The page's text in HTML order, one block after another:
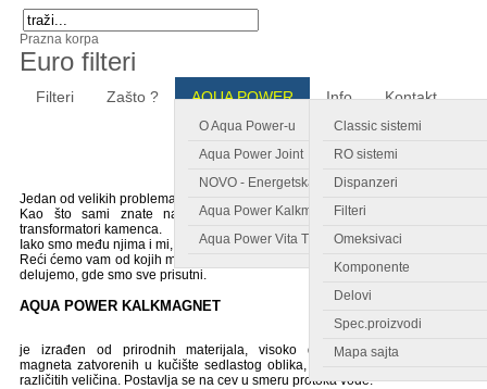
Prazna korpa
Euro filteri
Filteri Zašto ? AQUA POWER
O Aqua Power-u
Aqua Power Joint
NOVO - Energetska kartica
Aqua Power Kalkmagnet
Aqua Power Vita Tronic
Info
Classic sistemi
RO sistemi
Dispanzeri
Filteri
Omeksivaci
Komponente
Delovi
Spec.proizvodi
Mapa sajta
Kontakt
Jedan od velikih problema u svetu jeste tvrda voda – kamenac.
Kao što sami znate na svetskom tržištu se
mogu naći raznorazni
transformatori kamenca.
Iako smo među njima i mi, nećemo reći jesmoli bolji..to vi ocenite....
Reći ćemo vam od kojih materijala
proizvodimo, kako funkcionišemo, na šta
delujemo, gde smo sve prisutni.
AQUA POWER KALKMAGNET
je izrađen od prirodnih materijala,visoko delotvornih permanentnih
magneta zatvorenih u kučište sedlastog oblika, a
različitih veličina. Postavlja se na cev u smeru protoka vode.